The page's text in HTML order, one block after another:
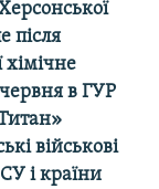
після
хімічне
в ГУР
військові
і країни